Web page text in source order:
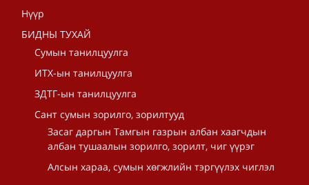
Нүүр
БИДНЫ ТУХАЙ
Сумын танилцуулга
ИТХ-ын танилцуулга
ЗДТГ-ын танилцуулга
Сант сумын зорилго, зорилтууд
Засаг даргын Тамгын газрын албан хаагчдын
албан тушаалын зорилго, зорилт, чиг үүрэг
Алсын хараа, сумын хөгжлийн тэргүүлэх чиглэл